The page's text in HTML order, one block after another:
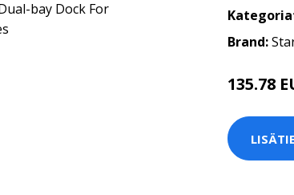
Brand:
135.78